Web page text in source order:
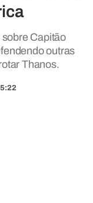
Capitão
outras
Thanos.